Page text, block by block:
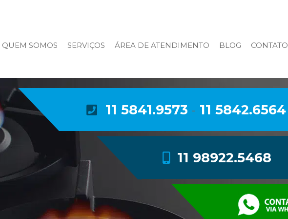
QUEM SOMOS SERVIÇOS
INSTALAÇÃO DE
TUBULAÇÃO DE GÁS
TROCA DE ADAPTADORES
PARA GÁS
TROCA DE REGULADOR DE
PRESSÃO
TROCA DE VÁLVULA DE GÁS
ÁREA DE ATENDIMENTO BLOG CONTATO
11 5841.9573 - 11 5842.6564
11 98922.5468